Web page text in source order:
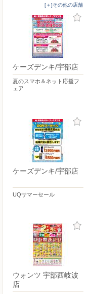
[＋]その他の店舗
ケーズデンキ/宇部店
夏のスマホ＆ネット応援フ
ェア
ケーズデンキ/宇部店
UQサマーセール
ウォンツ 宇部西岐波
店